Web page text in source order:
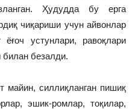
Ҳудудда бу ерга
чиқариши учун айвонлар
ёғоч устунлари, равоқлари
безалди.
майин, силлиқланган пишиқ
эшик-ромлар, тоқилар,